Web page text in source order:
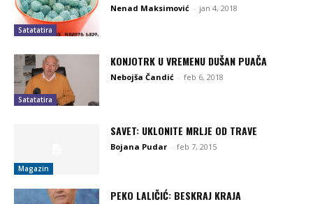
Satatatira
Nenad Maksimović - jan 4, 2018
Satatatira
KONJOTRK U VREMENU DUŠAN PUAČA
Nebojša Čandić - feb 6, 2018
Magazin
SAVET: UKLONITE MRLJE OD TRAVE
Bojana Pudar - feb 7, 2015
PEKO LALIČIĆ: BESKRAJ KRAJA